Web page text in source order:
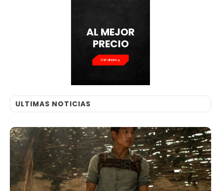
AL MEJOR
PRECIO
Ver ahora
ULTIMAS NOTICIAS